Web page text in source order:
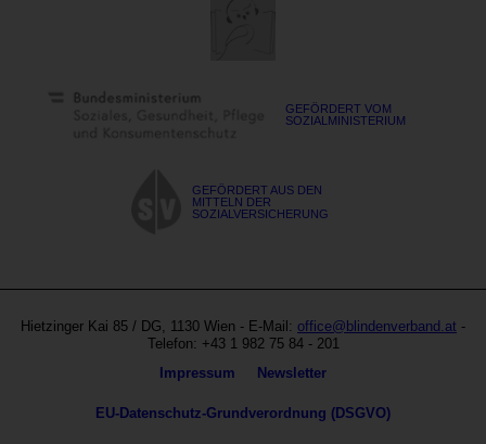
GEFÖRDERT VOM
SOZIALMINISTERIUM
GEFÖRDERT AUS DEN
MITTELN DER
SOZIALVERSICHERUNG
und
Sehbehindertenverband
Hietzinger Kai 85 / DG, 1130 Wien Austria
- E-Mail: office@blindenverband.at -
Telefon: +43 1 982 75 84 - 201
Impressum Newsletter
EU-Datenschutz-Grundverordnung (DSGVO)